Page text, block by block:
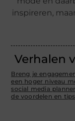
inspireren,
Verhalen
Breng je
een hoger niveau
social media
de voordelen en tips